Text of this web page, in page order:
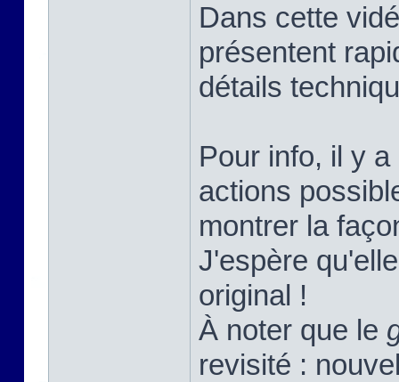
Dans cette
présentent
détails
Pour info, il y
actions
montrer la
J'espère
original !
À noter que le
revisité :